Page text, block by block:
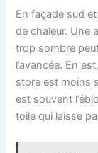
En façade sud
de chaleur. Une
trop sombre
l’avancée. En
store est moins
est souvent
toile qui laisse